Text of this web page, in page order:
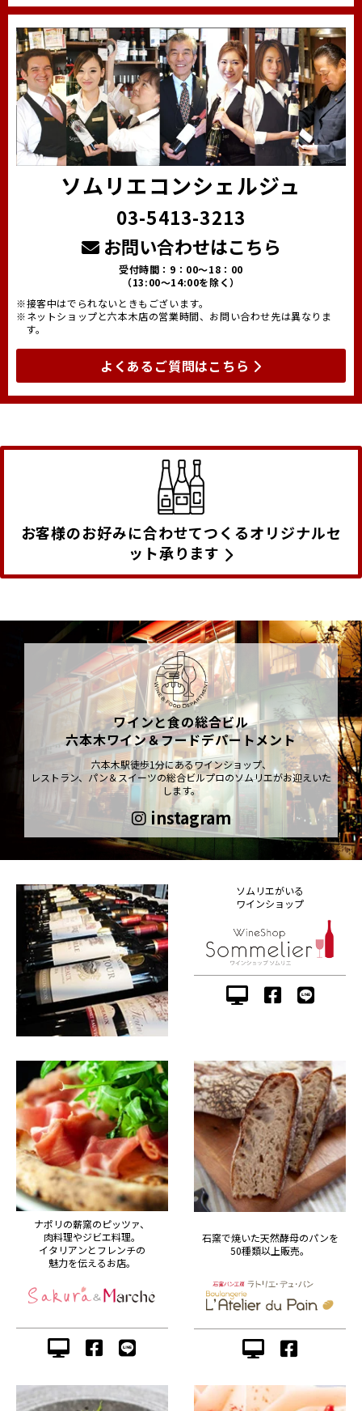
ソムリエコンシェルジュ
03-5413-3213
お問い合わせはこちら
受付時間：9：00～18：00
（13:00～14:00を除く）
※接客中はでられないときもございます。
※ネットショップと六本木店の営業時間、お問い合わせ先は異なりま
す。
よくあるご質問はこちら
お客様のお好みに合わせてつくるオリジナルセ
ット承ります
ワインと食の総合ビル
六本木ワイン＆フードデパートメント
六本木駅徒歩1分にあるワインショップ、
レストラン、パン＆スイーツの総合ビルプロのソムリエがお迎えいた
します。
instagram
ソムリエがいる
ワインショップ
ナポリの薪窯のピッツァ、
肉料理やジビエ料理。
イタリアンとフレンチの
魅力を伝えるお店。
石窯で焼いた天然酵母のパンを
50種類以上販売。